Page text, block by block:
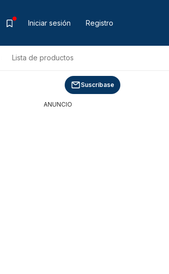
Iniciar sesión Registro
Lista de productos
Suscríbase
ANUNCIO